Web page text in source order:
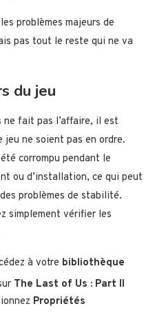
problèmes majeurs de
pas tout le reste qui ne va
du jeu
ne fait pas l’affaire, il est
jeu ne soient pas en ordre.
corrompu pendant le
ou d’installation, ce qui peut
problèmes de stabilité.
simplement vérifier les
à votre bibliothèque
The Last of Us : Part II
Propriétés